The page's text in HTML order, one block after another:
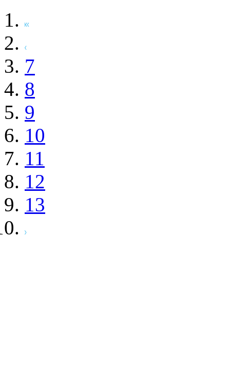
7
8
9
10
11
12
13